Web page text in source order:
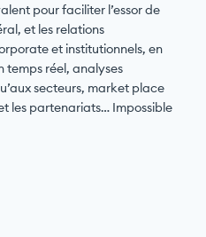
pour faciliter l’essor de
et les relations
et institutionnels, en
temps réel, analyses
secteurs, market place
les partenariats… Impossible